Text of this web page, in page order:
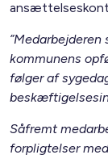
kommunens
følger af
Såfremt
forpligtelser